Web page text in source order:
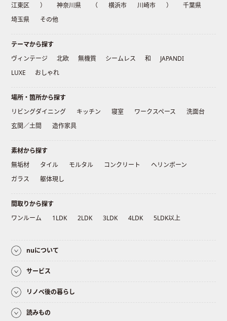
江東区
） 神奈川県 （ 横浜市 川崎市 ）
千葉県
埼玉県
その他
テーマから探す
ヴィンテージ
北欧 無機質 シームレス 和
JAPANDI
LUXE
おしゃれ
場所・箇所から探す
リビングダイニング
キッチン 寝室 ワークスペース
洗面台
玄関／土間
造作家具
素材から探す
無垢材
タイル モルタル コンクリート
ヘリンボーン
ガラス
躯体現し
間取りから探す
ワンルーム
1LDK 2LDK 3LDK 4LDK 5LDK以上
nuについて
サービス
リノベ後の暮らし
読みもの